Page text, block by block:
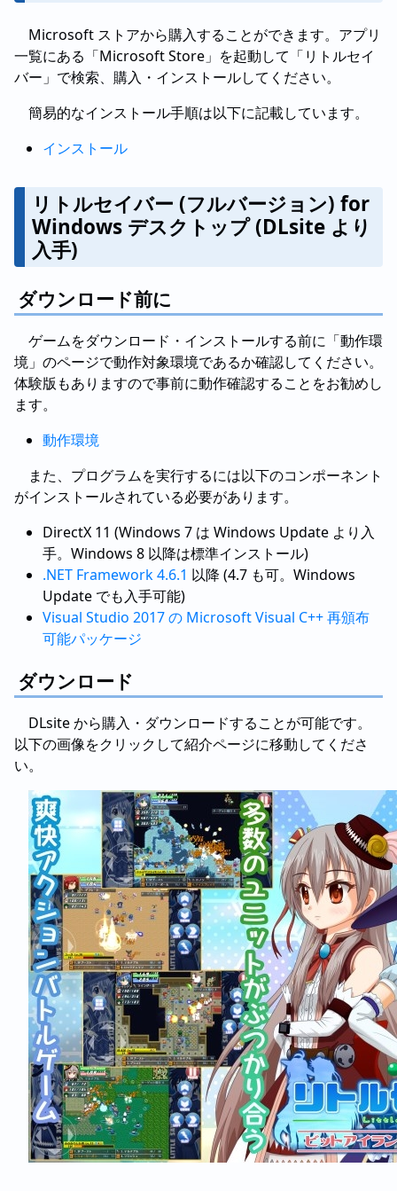
Microsoft ストアから購入することができます。アプリ
一覧にある「Microsoft Store」を起動して「リトルセイ
バー」で検索、購入・インストールしてください。
簡易的なインストール手順は以下に記載しています。
インストール
リトルセイバー (フルバージョン) for
Windows デスクトップ (DLsite より
入手)
ダウンロード前に
ゲームをダウンロード・インストールする前に「動作環
境」のページで動作対象環境であるか確認してください。
体験版もありますので事前に動作確認することをお勧めし
ます。
動作環境
また、プログラムを実行するには以下のコンポーネント
がインストールされている必要があります。
DirectX 11 (Windows 7 は Windows Update より入
手。Windows 8 以降は標準インストール)
.NET Framework 4.6.1 以降 (4.7 も可。Windows
Update でも入手可能)
Visual Studio 2017 の Microsoft Visual C++ 再頒布
可能パッケージ
ダウンロード
DLsite から購入・ダウンロードすることが可能です。
以下の画像をクリックして紹介ページに移動してくださ
い。